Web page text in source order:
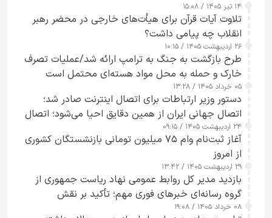
۱۴ تیر ۱۴۰۵ / ۱۵:۰۸
تلاوت آیات قرآن برای هیأت‌های خارجی در محضر رهبر
انقلاب چه پیامی داشت؟
۲۶ اردیبهشت ۱۴۰۵ / ۱۰:۱۵
طرح‌ بازگشت به جنگ به ترامپ ارائه شد/عملیات تصرف
خارک و حمله به محل مواد هسته‌ای محتمل است
۰۵ خرداد ۱۴۰۵ / ۱۳:۲۸
دستور وزیر ارتباطات برای اتصال اینترنت صادر شد؛
اتصال جهانی ایران از همین دقایق احیا می‌شود؛ اتصال
کامل مردم تا ۲۴ ساعت آینده
۲۴ اردیبهشت ۱۴۰۵ / ۰۹:۱۵
آغاز ثبت‌نام وام ۷۵ میلیون تومانی بازنشستگان کشوری
از امروز
۲۹ اردیبهشت ۱۴۰۵ / ۱۳:۴۲
بازدید مدیر کل روابط عمومی نهاد ریاست جمهوری از
گروه رسانه‌ای خبرهای فوری مهم؛ تأکید بر نقش
رسانه‌های هوشمند و مسئول در ارتقای آگاهی عمومی
۰۸ خرداد ۱۴۰۵ / ۱۹:۰۸